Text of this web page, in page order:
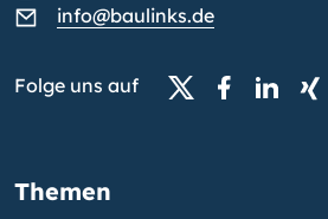
info@baulinks.de
Folge uns auf
Themen